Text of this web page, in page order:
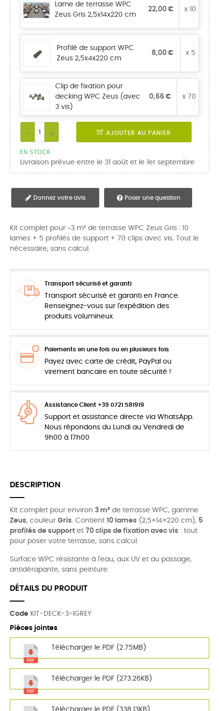
Lame de terrasse WPC
Zeus Gris 2,5x14x220 cm
22,00 € x 10
Profilé de support WPC
Zeus 2,5x4x220 cm
8,00 € x 5
Clip de fixation pour
decking WPC Zeus (avec
3 vis)
0,66 € x 70
AJOUTER AU PANIER
EN STOCK
Livraison prévue entre le 31 août et le 1er septembre
Donnez votre avis Poser une question
Kit complet pour ~3 m² de terrasse WPC Zeus Gris : 10
lames + 5 profilés de support + 70 clips avec vis. Tout le
nécessaire, sans calcul.
Transport sécurisé et garanti
Transport sécurisé et garanti en France.
Renseignez-vous sur l'expédition des
produits volumineux.
Paiements en une fois ou en plusieurs fois
Payez avec carte de crédit, PayPal ou
virement bancaire en toute sécurité !
Assistance Client +39 0721 581919
Support et assistance directe via WhatsApp.
Nous répondons du Lundi au Vendredi de
9h00 à 17h00
DESCRIPTION
Kit complet pour environ 3 m² de terrasse WPC, gamme
Zeus, couleur Gris. Contient 10 lames (2,5×14×220 cm), 5
profilés de support et 70 clips de fixation avec vis : tout
pour poser votre terrasse, sans calcul.
Surface WPC résistante à l'eau, aux UV et au passage,
antidérapante, sans peinture.
DÉTAILS DU PRODUIT
Code KIT-DECK-3-lGREY
Pièces jointes
Télécharger le PDF (2.75MB)
Télécharger le PDF (273.26KB)
Télécharger le PDF (338.13KB)